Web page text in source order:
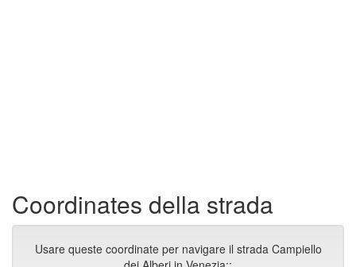
Coordinates della strada
Usare queste coordinate per navigare il strada Campiello